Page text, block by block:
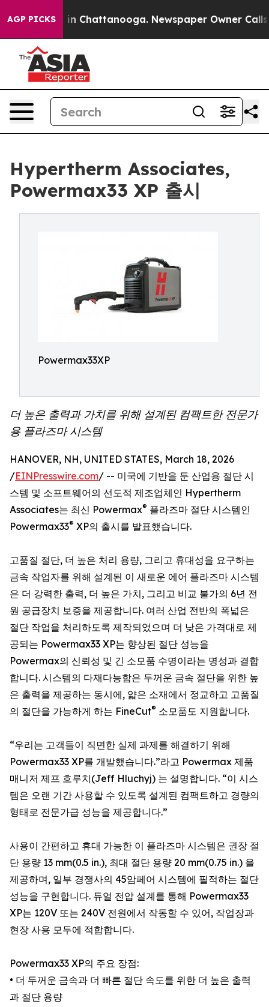
AGP PICKS
Chaos in Chattanooga. Newspaper Owner Calls
Hypertherm Associates,
Powermax33 XP 출시
Powermax33XP
더 높은 출력과 가치를 위해 설계된 컴팩트한 전문가
용 플라즈마 시스템
HANOVER, NH, UNITED STATES, March 18, 2026
/EINPresswire.com/ -- 미국에 기반을 둔 산업용 절단 시
스템 및 소프트웨어의 선도적 제조업체인 Hypertherm
Associates는 최신 Powermax® 플라즈마 절단 시스템인
Powermax33® XP의 출시를 발표했습니다.
고품질 절단, 더 높은 처리 용량, 그리고 휴대성을 요구하는
금속 작업자를 위해 설계된 이 새로운 에어 플라즈마 시스템
은 더 강력한 출력, 더 높은 가치, 그리고 비교 불가의 6년 전
원 공급장치 보증을 제공합니다. 여러 산업 전반의 폭넓은
절단 작업을 처리하도록 제작되었으며 더 낮은 가격대로 제
공되는 Powermax33 XP는 향상된 절단 성능을
Powermax의 신뢰성 및 긴 소모품 수명이라는 명성과 결합
합니다. 시스템의 다재다능함은 두꺼운 금속 절단을 위한 높
은 출력을 제공하는 동시에, 얇은 소재에서 정교하고 고품질
의 절단을 가능하게 하는 FineCut® 소모품도 지원합니다.
“우리는 고객들이 직면한 실제 과제를 해결하기 위해
Powermax33 XP를 개발했습니다.”라고 Powermax 제품
매니저 제프 흐루치(Jeff Hluchyj) 는 설명합니다. “이 시스
템은 오랜 기간 사용할 수 있도록 설계된 컴팩트하고 경량의
형태로 전문가급 성능을 제공합니다.”
사용이 간편하고 휴대 가능한 이 플라즈마 시스템은 권장 절
단 용량 13 mm(0.5 in.), 최대 절단 용량 20 mm(0.75 in.) 을
제공하며, 일부 경쟁사의 45암페어 시스템에 필적하는 절단
성능을 구현합니다. 듀얼 전압 설계를 통해 Powermax33
XP는 120V 또는 240V 전원에서 작동할 수 있어, 작업장과
현장 사용 모두에 적합합니다.
Powermax33 XP의 주요 장점:
• 더 두꺼운 금속과 더 빠른 절단 속도를 위한 더 높은 출력
과 절단 용량